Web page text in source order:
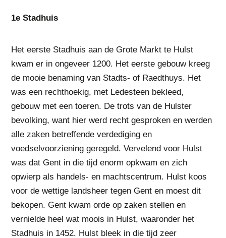
1e Stadhuis
Het eerste Stadhuis aan de Grote Markt te Hulst
kwam er in ongeveer 1200. Het eerste gebouw kreeg
de mooie benaming van Stadts- of Raedthuys. Het
was een rechthoekig, met Ledesteen bekleed,
gebouw met een toeren. De trots van de Hulster
bevolking, want hier werd recht gesproken en werden
alle zaken betreffende verdediging en
voedselvoorziening geregeld. Vervelend voor Hulst
was dat Gent in die tijd enorm opkwam en zich
opwierp als handels- en machtscentrum. Hulst koos
voor de wettige landsheer tegen Gent en moest dit
bekopen. Gent kwam orde op zaken stellen en
vernielde heel wat moois in Hulst, waaronder het
Stadhuis in 1452. Hulst bleek in die tijd zeer